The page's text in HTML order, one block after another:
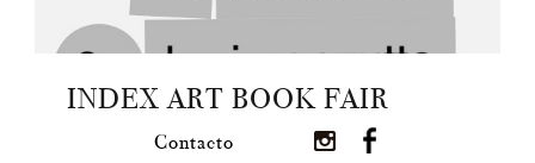
Contacto
INDEX ART BOOK FAIR